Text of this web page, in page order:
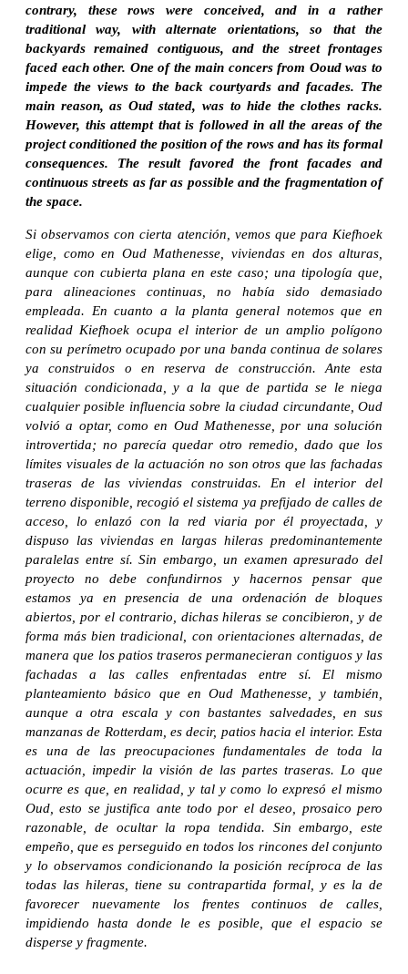
contrary, these rows were conceived, and in a rather
traditional way, with alternate orientations, so that the
backyards remained contiguous, and the street frontages
faced each other. One of the main concers from Ooud was to
impede the views to the back courtyards and facades. The
main reason, as Oud stated, was to hide the clothes racks.
However, this attempt that is followed in all the areas of the
project conditioned the position of the rows and has its formal
consequences. The result favored the front facades and
continuous streets as far as possible and the fragmentation of
the space.
Si observamos con cierta atención, vemos que para Kiefhoek
elige, como en Oud Mathenesse, viviendas en dos alturas,
aunque con cubierta plana en este caso; una tipología que,
para alineaciones continuas, no había sido demasiado
empleada. En cuanto a la planta general notemos que en
realidad Kiefhoek ocupa el interior de un amplio polígono
con su perímetro ocupado por una banda continua de solares
ya construidos o en reserva de construcción. Ante esta
situación condicionada, y a la que de partida se le niega
cualquier posible influencia sobre la ciudad circundante, Oud
volvió a optar, como en Oud Mathenesse, por una solución
introvertida; no parecía quedar otro remedio, dado que los
límites visuales de la actuación no son otros que las fachadas
traseras de las viviendas construidas. En el interior del
terreno disponible, recogió el sistema ya prefijado de calles de
acceso, lo enlazó con la red viaria por él proyectada, y
dispuso las viviendas en largas hileras predominantemente
paralelas entre sí. Sin embargo, un examen apresurado del
proyecto no debe confundirnos y hacernos pensar que
estamos ya en presencia de una ordenación de bloques
abiertos, por el contrario, dichas hileras se concibieron, y de
forma más bien tradicional, con orientaciones alternadas, de
manera que los patios traseros permanecieran contiguos y las
fachadas a las calles enfrentadas entre sí. El mismo
planteamiento básico que en Oud Mathenesse, y también,
aunque a otra escala y con bastantes salvedades, en sus
manzanas de Rotterdam, es decir, patios hacia el interior. Esta
es una de las preocupaciones fundamentales de toda la
actuación, impedir la visión de las partes traseras. Lo que
ocurre es que, en realidad, y tal y como lo expresó el mismo
Oud, esto se justifica ante todo por el deseo, prosaico pero
razonable, de ocultar la ropa tendida. Sin embargo, este
empeño, que es perseguido en todos los rincones del conjunto
y lo observamos condicionando la posición recíproca de las
todas las hileras, tiene su contrapartida formal, y es la de
favorecer nuevamente los frentes continuos de calles,
impidiendo hasta donde le es posible, que el espacio se
disperse y fragmente.